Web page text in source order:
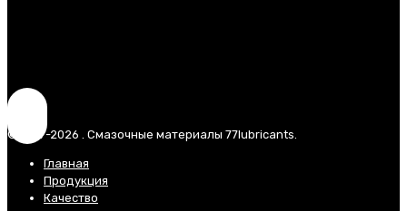
© 2017-2026 . Смазочные материалы 77lubricants.
Главная
Продукция
Качество